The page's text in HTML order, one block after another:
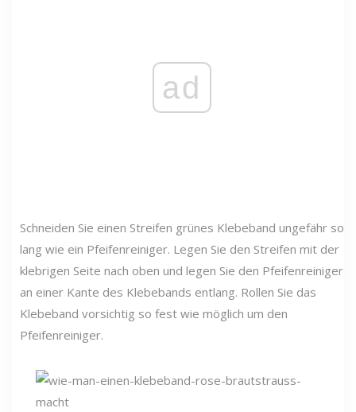
ad
Schneiden Sie einen Streifen grünes Klebeband ungefähr so
​​lang wie ein Pfeifenreiniger. Legen Sie den Streifen mit der
klebrigen Seite nach oben und legen Sie den Pfeifenreiniger
an einer Kante des Klebebands entlang. Rollen Sie das
Klebeband vorsichtig so fest wie möglich um den
Pfeifenreiniger.